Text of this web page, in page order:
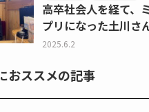
高卒社会人を経て、
プリになった土川さ
2025.6.2
おススメの記事